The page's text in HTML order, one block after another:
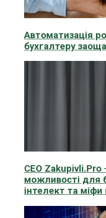
Автоматизація
бухгалтеру
CEO Zakupivli.Pro
можливості для
інтелект та